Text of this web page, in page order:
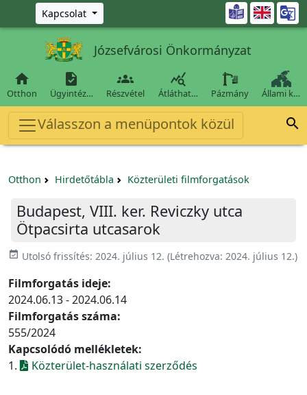
Ugrás a fő tartalomra
Kapcsolat 
Józsefvárosi Önkormányzat

Otthon

Ügyintéz…

Részvétel

Átláthat… Pázmány Állami k…
Válasszon a menüpontok közül 
Otthon Hirdetőtábla Közterületi filmforgatások
Budapest, VIII. ker. Reviczky utca
Ötpacsirta utcasarok
event_available Utolsó frissítés: 2024. július 12. (Létrehozva: 2024. július 12.)
Filmforgatás ideje:
2024.06.13 - 2024.06.14
Filmforgatás száma:
555/2024
Kapcsolódó mellékletek:
1.
Közterület-használati szerződés